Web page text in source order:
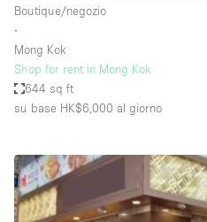
Studio fotografico / riprese
Uffici
Villa / Casa
Dotazioni dello spazio
Accesso per disabili
Boutique/negozio
∙
Mong Kok
Shop for rent in Mong Kok
644 sq ft
su base HK$6,000 al giorno